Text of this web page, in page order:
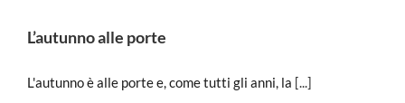
L’autunno alle porte
L'autunno è alle porte e, come tutti gli anni, la [...]